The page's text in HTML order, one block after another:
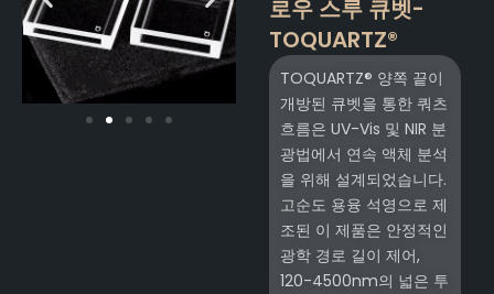
로우 스루 큐벳-
TOQUARTZ®
TOQUARTZ® 양쪽 끝이
개방된 큐벳을 통한 쿼츠
흐름은 UV-Vis 및 NIR 분
광법에서 연속 액체 분석
을 위해 설계되었습니다.
고순도 용융 석영으로 제
조된 이 제품은 안정적인
광학 경로 길이 제어,
120-4500nm의 넓은 투